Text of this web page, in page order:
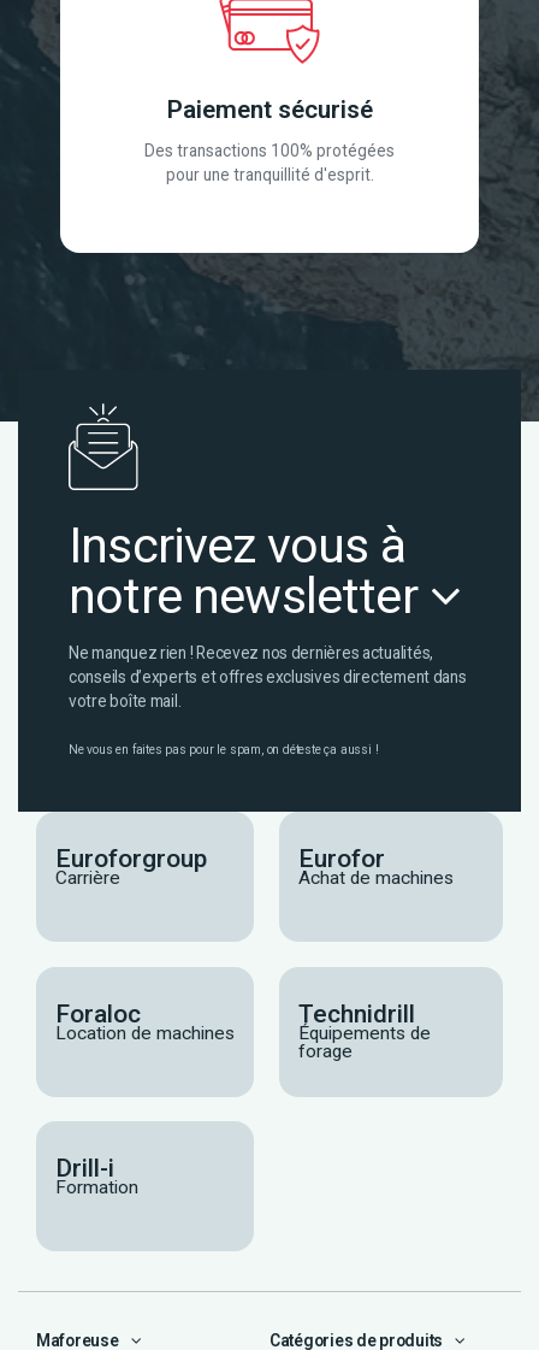
Paiement sécurisé
Des transactions 100% protégées
pour une tranquillité d'esprit.
Inscrivez vous à
notre newsletter
Ne manquez rien ! Recevez nos dernières actualités,
conseils d’experts et offres exclusives directement dans
votre boîte mail.
Ne vous en faites pas pour le spam, on déteste ça aussi !
Euroforgroup
Carrière
Eurofor
Achat de machines
Foraloc
Location de machines
Technidrill
Équipements de
forage
Drill-i
Formation
Maforeuse Catégories de produits